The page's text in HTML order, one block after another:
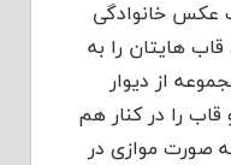
عکس خانوادگی
هایتان را به
از دیوار
را در کنار هم
صورت موازی در